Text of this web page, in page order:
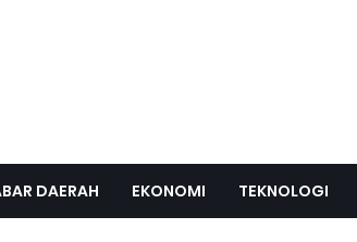
DAERAH EKONOMI TEKNOLOGI